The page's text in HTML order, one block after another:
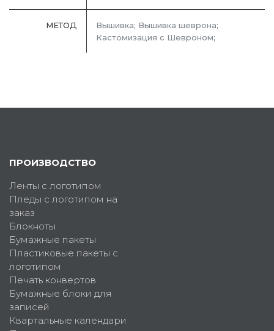
МЕТОД
Вышивка; Вышивка шеврона;
Кастомизация с Шевроном;
ПРОИЗВОДСТВО
Ленты с логотипом
Пледы с логотипом на
заказ
Блокноты
Бумажные пакеты
Пластиковые пакеты с
логотипом
Печать конвертов
Бумажные блоки для
записей
Квартальные календари